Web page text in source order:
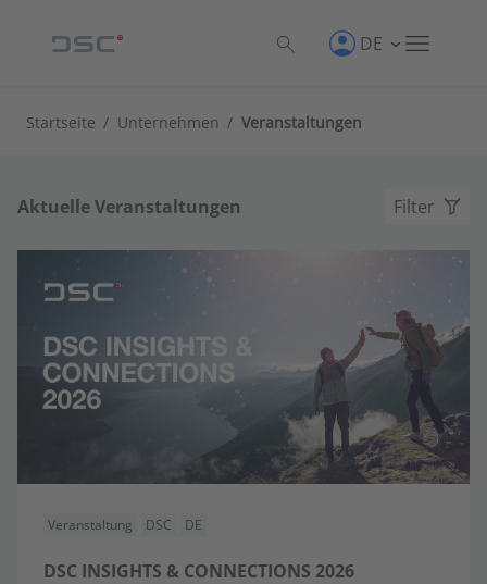
DE
Startseite / Unternehmen / Veranstaltungen
Aktuelle Veranstaltungen Filter
Veranstaltung DSC DE
DSC INSIGHTS & CONNECTIONS 2026